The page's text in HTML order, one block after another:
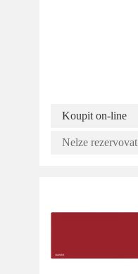
Koupit on-line
Nelze rezervovat